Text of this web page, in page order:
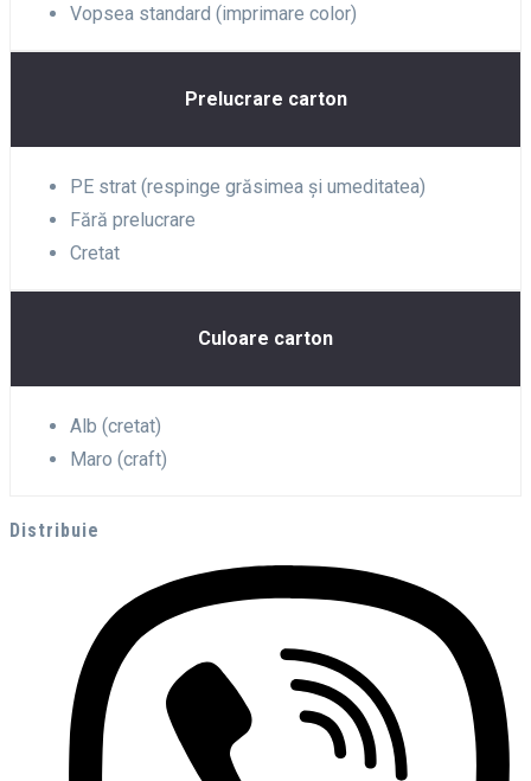
Vopsea standard (imprimare color)
Prelucrare carton
PE strat (respinge grăsimea și umeditatea)
Fără prelucrare
Cretat
Culoare carton
Alb (cretat)
Maro (craft)
Distribuie